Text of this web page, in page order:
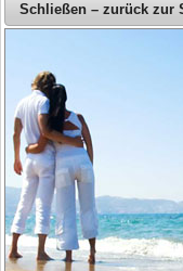
MENU
Superfast Ferries -
Schließen – zurück zur